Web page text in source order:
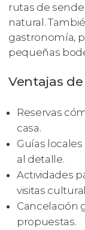
rutas de
natural.
gastronomía,
pequeñas
Ventajas
Reservas
casa.
Guías
al detalle.
Actividades
visitas
Cancelación
propuestas.